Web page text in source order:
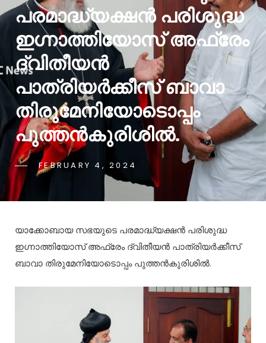
പരമാദ്ധ്യക്ഷൻ പരിശുദ്ധ
ഇഗ്നാത്തിയോസ് അഫ്രേം
ദ്വിതീയൻ
പാത്രിയർക്കീസ് ബാവാ
തിരുമേനിയോടൊപ്പം
പുത്തൻകുരിശിൽ.
FEBRUARY 4, 2024
യാക്കോബായ സഭയുടെ പരമാദ്ധ്യക്ഷൻ പരിശുദ്ധ
ഇഗ്നാത്തിയോസ് അഫ്രേം ദ്വിതീയൻ പാത്രിയർക്കീസ്
ബാവാ തിരുമേനിയോടൊപ്പം പുത്തൻകുരിശിൽ.